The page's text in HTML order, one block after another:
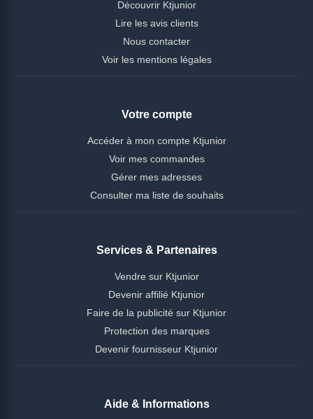
Découvrir Ktjunior
Lire les avis clients
Nous contacter
Voir les mentions légales
Votre compte
Accéder à mon compte Ktjunior
Voir mes commandes
Gérer mes adresses
Consulter ma liste de souhaits
Services & Partenaires
Vendre sur Ktjunior
Devenir affilié Ktjunior
Faire de la publicité sur Ktjunior
Protection des marques
Devenir fournisseur Ktjunior
Aide & Informations